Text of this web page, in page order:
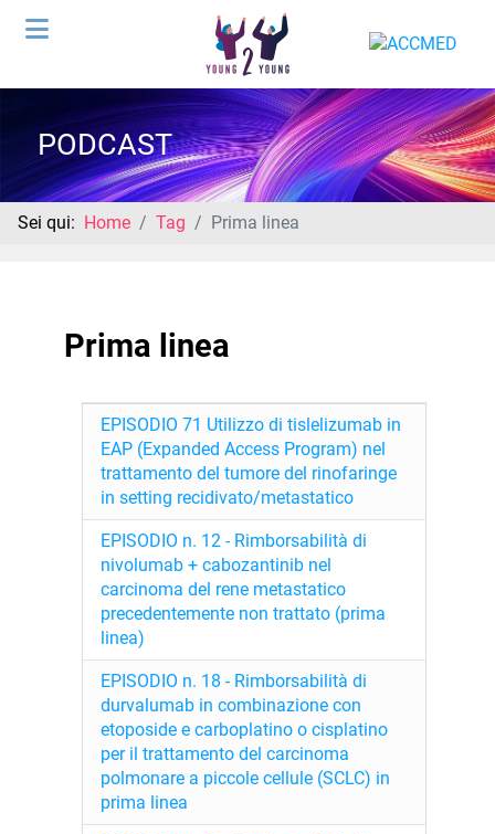
PODCAST
Sei qui: Home Tag Prima linea
Prima linea
EPISODIO 71 Utilizzo di tislelizumab in
EAP (Expanded Access Program) nel
trattamento del tumore del rinofaringe
in setting recidivato/metastatico
EPISODIO n. 12 - Rimborsabilità di
nivolumab + cabozantinib nel
carcinoma del rene metastatico
precedentemente non trattato (prima
linea)
EPISODIO n. 18 - Rimborsabilità di
durvalumab in combinazione con
etoposide e carboplatino o cisplatino
per il trattamento del carcinoma
polmonare a piccole cellule (SCLC) in
prima linea